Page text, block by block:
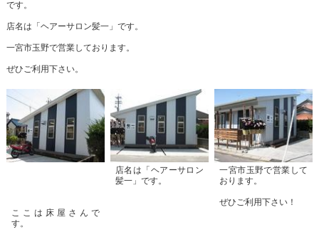
です。
店名は「ヘアーサロン髪一」です。
一宮市玉野で営業しております。
ぜひご利用下さい。
ここは床屋さんで
す。
店名は「ヘアーサロン
髪一」です。
一宮市玉野で営業して
おります。
ぜひご利用下さい！